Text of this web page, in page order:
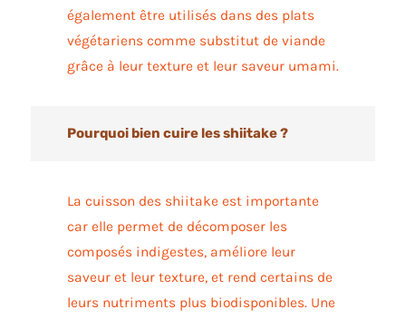
également être utilisés dans des plats
végétariens comme substitut de viande
grâce à leur texture et leur saveur umami.
Pourquoi bien cuire les shiitake ?
La cuisson des shiitake est importante
car elle permet de décomposer les
composés indigestes, améliore leur
saveur et leur texture, et rend certains de
leurs nutriments plus biodisponibles. Une